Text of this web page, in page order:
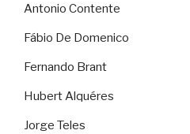
Antonio Contente
Fábio De Domenico
Fernando Brant
Hubert Alquéres
Jorge Teles